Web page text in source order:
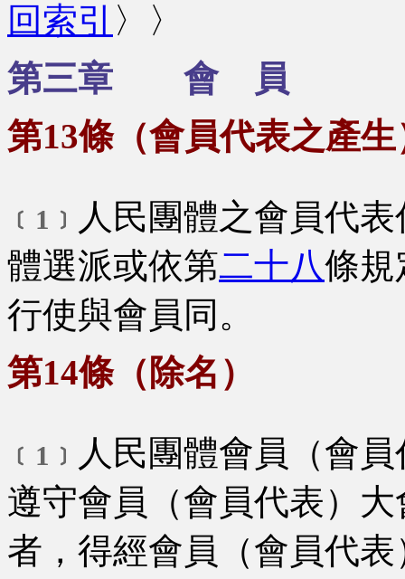
回索引 〉〉
第三章 會 員
第13條（會員代表之產生
﹝1﹞ 人民團體之會員代
體選派或依第二十八條規
行使與會員同。
第14條（除名）
﹝1﹞ 人民團體會員（會
遵守會員（會員代表）
者，得經會員（會員代